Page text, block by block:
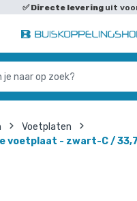
✅Directe levering uit
Voetplaten
voetplaat - zwart-C /